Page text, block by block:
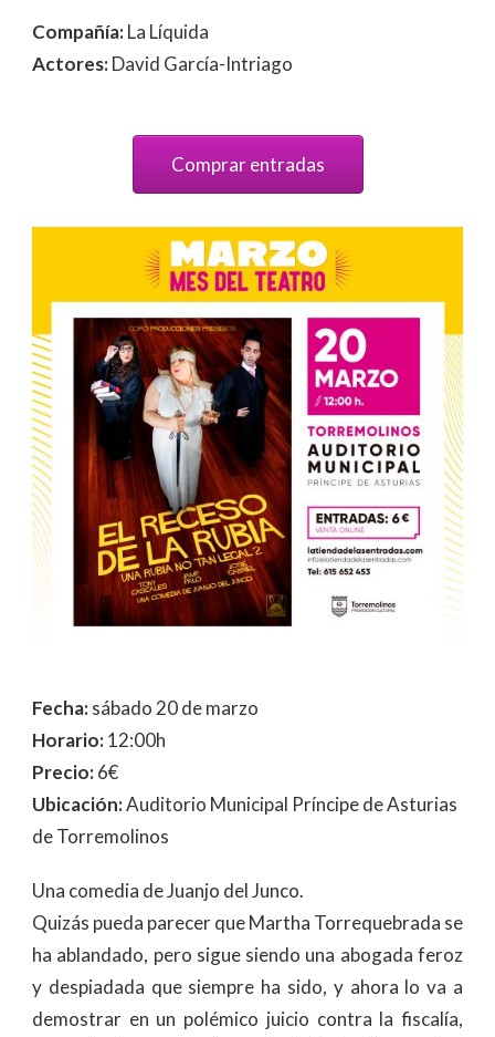
Compañía:La Líquida
Actores:David García-Intriago
Comprar entradas
Fecha:sábado 20 de marzo
Horario:12:00h
Precio:6€
Ubicación:Auditorio Municipal Príncipe de Asturias
de Torremolinos
Una comedia de Juanjo del Junco.
Quizás pueda parecer que Martha Torrequebrada se
ha ablandado, pero sigue siendo una abogada feroz
y despiadada que siempre ha sido, y ahora lo va a
demostrar en un polémico juicio contra la fiscalía,